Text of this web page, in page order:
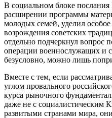
В социальном блоке послания
расширении программы
молодых семей, уделил
возрождения советских
отдельно подчеркнул вопрос
операции военнослужащих и
безусловно, можно лишь
Вместе с тем, если
углом провального
курса рыночного
даже не с социалистическим
развитыми странами мира,